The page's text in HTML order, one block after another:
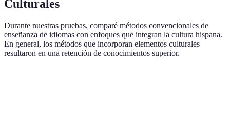
Culturales
Durante nuestras pruebas, comparé métodos convencionales de
enseñanza de idiomas con enfoques que integran la cultura hispana.
En general, los métodos que incorporan elementos culturales
resultaron en una retención de conocimientos superior.